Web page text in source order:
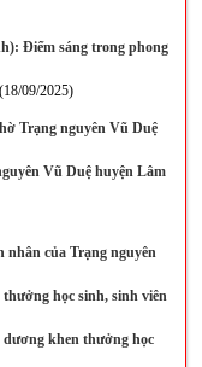
Điểm sáng trong phong
09/2025)
Trạng nguyên Vũ Duệ
Vũ Duệ huyện Lâm
của Trạng nguyên
học sinh, sinh viên
khen thưởng học